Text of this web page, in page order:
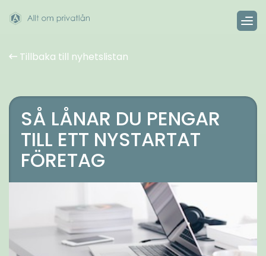
Tillbaka till nyhetslistan
SÅ LÅNAR DU PENGAR
TILL ETT NYSTARTAT
FÖRETAG